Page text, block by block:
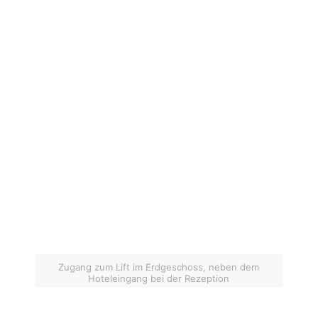
Zugang zum Lift im Erdgeschoss, neben dem
Hoteleingang bei der Rezeption